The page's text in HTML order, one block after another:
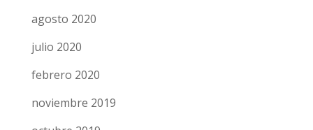
agosto 2020
julio 2020
febrero 2020
noviembre 2019